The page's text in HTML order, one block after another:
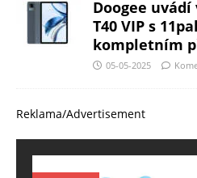
Doogee
T40 VIP s
kompletním
05-05-2025
Reklama/Advertisement